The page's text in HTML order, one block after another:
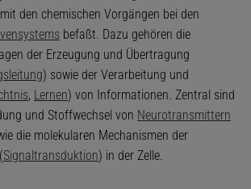
den chemischen Vorgängen bei den
befaßt. Dazu gehören die
der Erzeugung und Übertragung
) sowie der Verarbeitung und
, Lernen) von Informationen. Zentral sind
und Stoffwechsel von Neurotransmittern
die molekularen Mechanismen der
Signaltransduktion) in der Zelle.